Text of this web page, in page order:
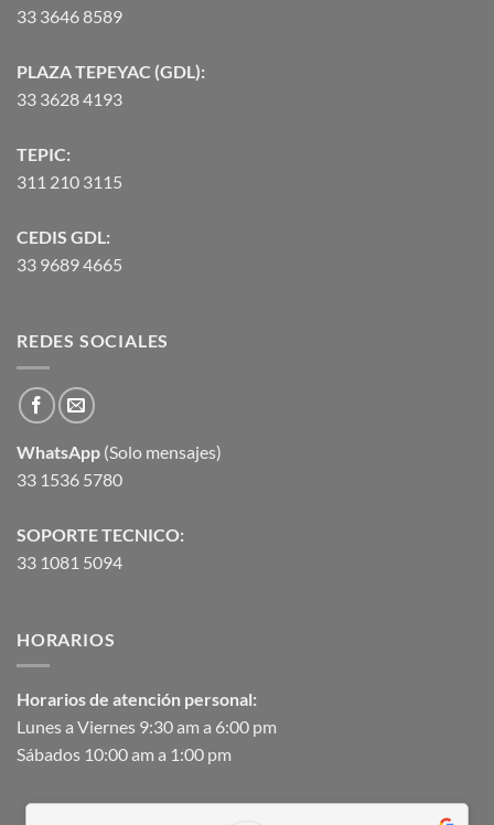
33 3646 8589
PLAZA TEPEYAC (GDL):
33 3628 4193
TEPIC:
311 210 3115
CEDIS GDL:
33 9689 4665
REDES SOCIALES
WhatsApp (Solo mensajes)
33 1536 5780
SOPORTE TECNICO:
33 1081 5094
HORARIOS
Horarios de atención personal:
Lunes a Viernes 9:30 am a 6:00 pm
Sábados 10:00 am a 1:00 pm